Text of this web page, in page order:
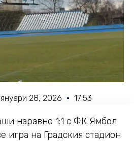
януари 28, 2026 17:53
наравно 1:1 с ФК Ямбол
игра на Градския стадион